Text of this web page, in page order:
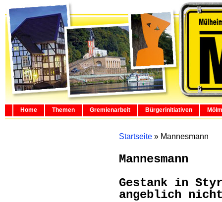
Home Themen Gremienarbeit Bürgerinitiativen
Startseite » Mannesmann
Mannesmann
Gestank in
angeblich